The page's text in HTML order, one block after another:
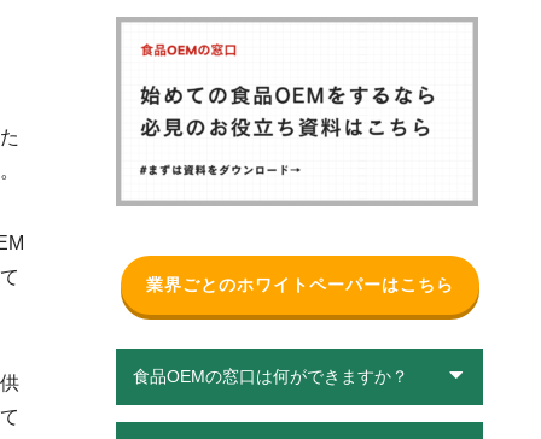
業界ごとのホワイトペーパーはこちら
食品OEMの窓口は何ができますか？